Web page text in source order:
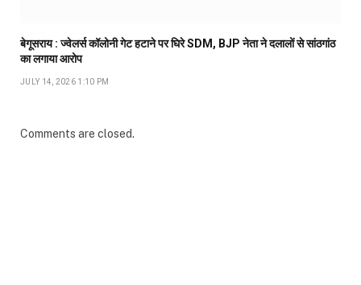
बेगूसराय : ज्वेलर्स कॉलोनी गेट हटाने पर घिरे SDM, BJP नेता ने दलालों से सांठगांठ
का लगाया आरोप
JULY 14, 2026 1:10 PM
Comments are closed.